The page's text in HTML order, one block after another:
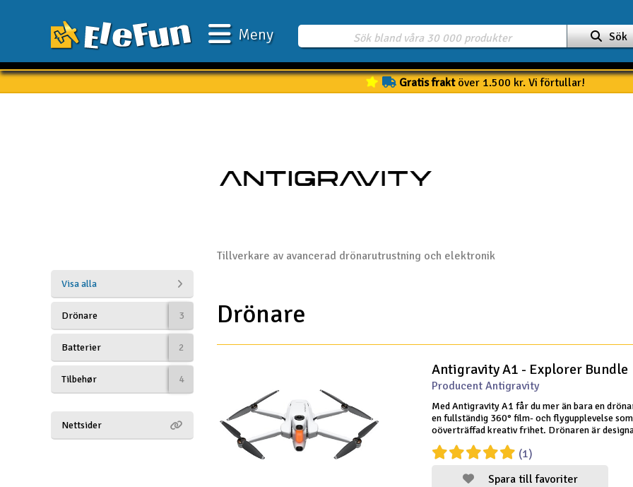
Bilbana
Båtar
Flygplan
Helikopter
Sök
Meny
Gratis fraktöver 1.500 kr. Vi förtullar!
Tillverkare av avancerad drönarutrustning och elektronik
Visa alla
Drönare 3
Batterier 2
Tilbehør 4
Nettsider
Drönare
Antigravity A1 - Explorer Bundle
Producent Antigravity
Med Antigravity A1 får du mer än bara en
en fullständig 360° film- och flygupplevelse
oöverträffad kreativ frihet. Drönaren är
resenärer, innehållsskapare, familjer och de
enkel och intuitiv drön
Spara till favoriter
(1)